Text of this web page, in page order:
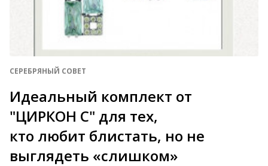
СЕРЕБРЯНЫЙ СОВЕТ
Идеальный комплект от
"ЦИРКОН С" для тех,
кто любит блистать, но не
выглядеть «слишком»